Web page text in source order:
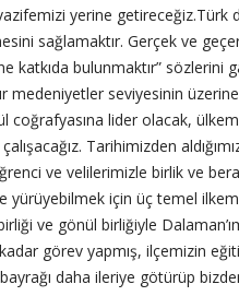
yerine getireceğiz.Türk
sağlamaktır. Gerçek ve
katkıda bulunmaktır”
medeniyetler seviyesinin
coğrafyasına lider olacak,
Tarihimizden
ve velilerimizle birlik ve
yürüyebilmek için üç temel
ve gönül birliğiyle
görev yapmış, ilçemizin
daha ileriye götürüp